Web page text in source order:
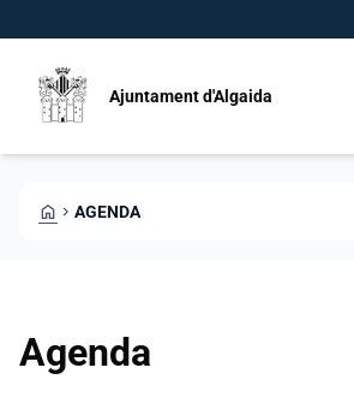
Ajuntament d'Algaida
HOME CHEVRON_RIGHT AGENDA
Agenda